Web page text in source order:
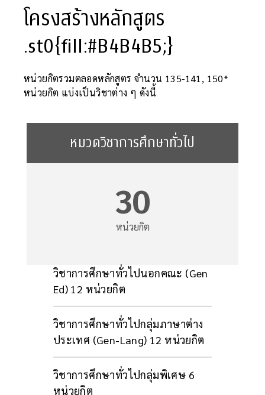
โครงสร้างหลักสูตร
.st0{fill:#B4B4B5;}
หน่วยกิตรวมตลอดหลักสูตร จำนวน 135-141, 150*
หน่วยกิต แบ่งเป็นวิชาต่าง ๆ ดังนี้
หมวดวิชาการศึกษาทั่วไป
30
หน่วยกิต
วิชาการศึกษาทั่วไปนอกคณะ (Gen
Ed) 12 หน่วยกิต
วิชาการศึกษาทั่วไปกลุ่มภาษาต่าง
ประเทศ (Gen-Lang) 12 หน่วยกิต
วิชาการศึกษาทั่วไปกลุ่มพิเศษ 6
หน่วยกิต